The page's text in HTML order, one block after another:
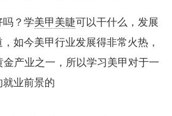
吗？学美甲美睫可以干什么，发展
如今美甲行业发展得非常火热，
产业之一，所以学习美甲对于一
业前景的